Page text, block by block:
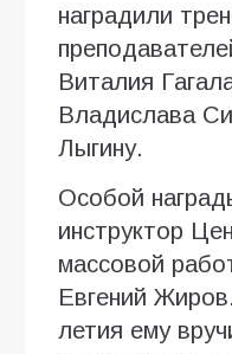
наградили
Виталия
Владислава
Лыгину.
Особой
инструктор
массовой
Евгений
летия ему